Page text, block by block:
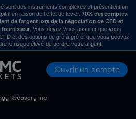
sont des instruments complexes et présentent un
en raison de l’effet de levier. 70% des comptes
de l’argent lors de la négociation de CFD et
fournisseur . Vous devez vous assurer que vous
et des options de gré à gré et que vous pouvez
le risque élevé de perdre votre argent.
Ouvrir un compte
Recovery Inc